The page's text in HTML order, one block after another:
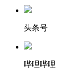
头条号
哔哩哔哩